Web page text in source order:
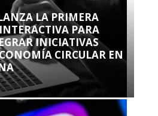
LA PRIMERA
PARA
INICIATIVAS
CIRCULAR EN